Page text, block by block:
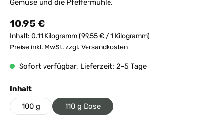
Gemüse und die Pfeffermühle.
Regulärer Preis:
10,95 €
Inhalt: 0.11 Kilogramm(99,55 € / 1 Kilogramm)
Preise inkl. MwSt. zzgl. Versandkosten
Sofort verfügbar, Lieferzeit: 2-5 Tage
Inhaltauswählen
100 g 110 g Dose